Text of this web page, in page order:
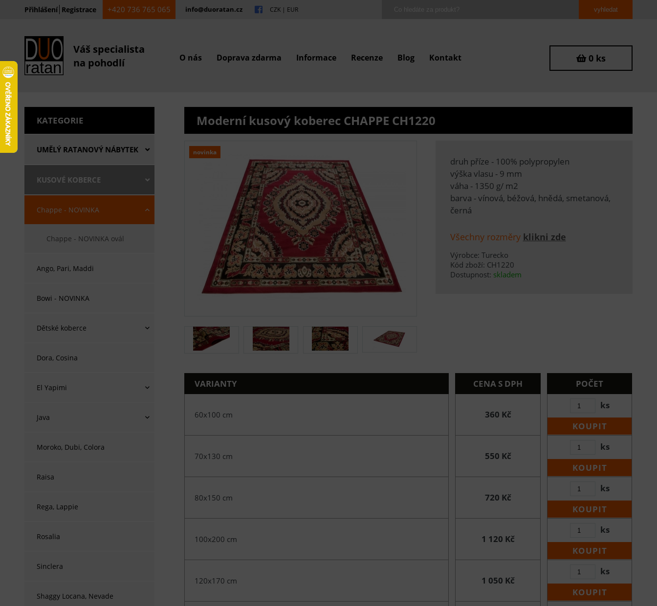
Přihlášení Registrace +420 736 765 065 info@duoratan.cz CZK | EUR
Váš specialista
na pohodlí
O nás Doprava zdarma Informace Recenze Blog Kontakt 0 ks
KATEGORIE
UMĚLÝ RATANOVÝ NÁBYTEK
KUSOVÉ KOBERCE
Chappe - NOVINKA
Chappe - NOVINKA ovál
Ango, Pari, Maddi
Bowi - NOVINKA
Dětské koberce
Dora, Cosina
El Yapimi
Java
Moroko, Dubi, Colora
Raisa
Rega, Lappie
Rosalia
Sinclera
Shaggy Locana, Nevade
Moderní kusový koberec CHAPPE CH1220
novinka
druh příze - 100% polypropylen
výška vlasu - 9 mm
váha - 1350 g/ m2
barva - vínová, béžová, hnědá, smetanová,
černá
Všechny rozměry klikni zde
Výrobce: Turecko
Kód zboží: CH1220
Dostupnost: skladem
VARIANTY CENA S DPH POČET
60x100 cm 360 Kč
ks
KOUPIT
70x130 cm 550 Kč
ks
KOUPIT
80x150 cm 720 Kč
ks
KOUPIT
100x200 cm 1 120 Kč
ks
KOUPIT
120x170 cm 1 050 Kč
ks
KOUPIT